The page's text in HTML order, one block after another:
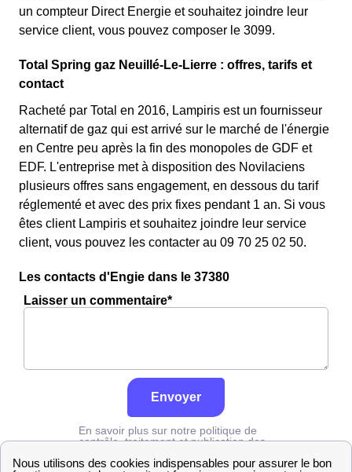
un compteur Direct Energie et souhaitez joindre leur
service client, vous pouvez composer le 3099.
Total Spring gaz Neuillé-Le-Lierre : offres, tarifs et
contact
Racheté par Total en 2016, Lampiris est un fournisseur
alternatif de gaz qui est arrivé sur le marché de l'énergie
en Centre peu après la fin des monopoles de GDF et
EDF. L'entreprise met à disposition des Novilaciens
plusieurs offres sans engagement, en dessous du tarif
réglementé et avec des prix fixes pendant 1 an. Si vous
êtes client Lampiris et souhaitez joindre leur service
client, vous pouvez les contacter au 09 70 25 02 50.
Les contacts d'Engie dans le 37380
Laisser un commentaire*
Envoyer
En savoir plus sur notre politique de
contrôle, traitement et publication des